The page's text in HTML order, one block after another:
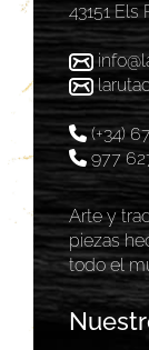
43151 Els
(+34)
977
Arte y
piezas
todo el